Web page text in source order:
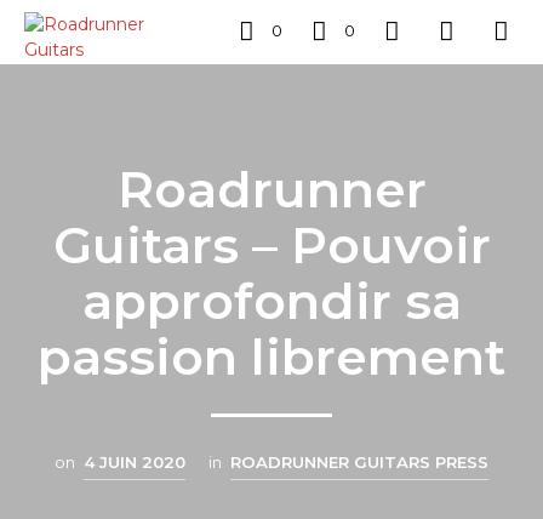
0 0
Roadrunner
Guitars – Pouvoir
approfondir sa
passion librement
on 4 JUIN 2020 in ROADRUNNER GUITARS PRESS